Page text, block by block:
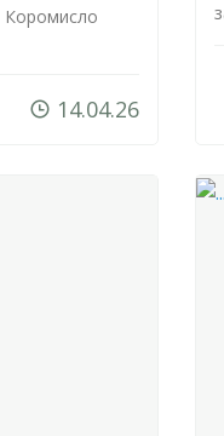
Коромисло
14.04.26